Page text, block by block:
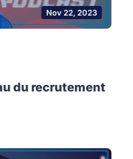
Nov 22, 2023
du recrutement